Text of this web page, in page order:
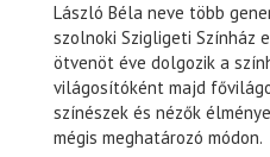
László Béla neve több
szolnoki Szigligeti Színház
ötvenöt éve dolgozik a
világosítóként majd
színészek és nézők
mégis meghatározó módon.